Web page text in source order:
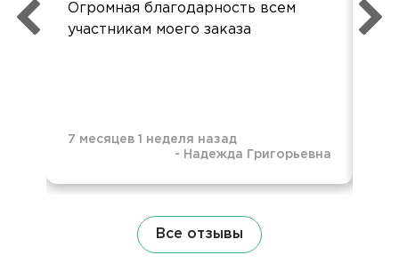
Огромная благодарность всем
участникам моего заказа
7 месяцев 1 неделя назад
- Надежда Григорьевна
Все отзывы